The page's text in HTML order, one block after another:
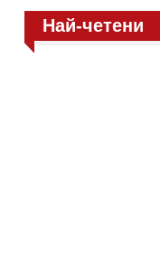
Най-четени